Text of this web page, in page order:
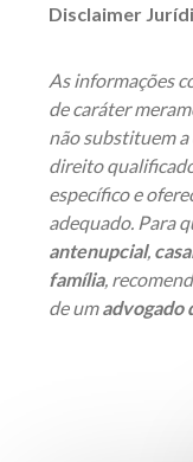
Disclaimer
As informações
de caráter
não substituem
direito
específico e
adequado. Para
antenupcial,
família,
de umadvogado